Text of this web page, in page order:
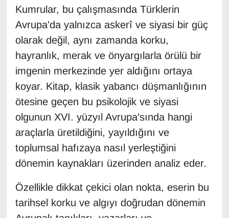
Kumrular, bu çalışmasında Türklerin
Avrupa'da yalnızca askerî ve siyasi bir güç
olarak değil, aynı zamanda korku,
hayranlık, merak ve önyargılarla örülü bir
imgenin merkezinde yer aldığını ortaya
koyar. Kitap, klasik yabancı düşmanlığının
ötesine geçen bu psikolojik ve siyasi
olgunun XVI. yüzyıl Avrupa'sında hangi
araçlarla üretildiğini, yayıldığını ve
toplumsal hafızaya nasıl yerleştiğini
dönemin kaynakları üzerinden analiz eder.
Özellikle dikkat çekici olan nokta, eserin bu
tarihsel korku ve algıyı doğrudan dönemin
SPOR
TEBRİK
TEKNOLOJİ
Turizm
VAN'DA SPOR
Vasıta
YEREL